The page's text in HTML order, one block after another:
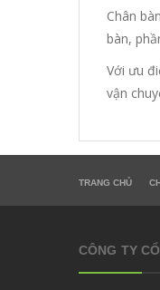
Chân
bàn,
Với ưu
vận
TRANG CHỦ
CÔNG TY